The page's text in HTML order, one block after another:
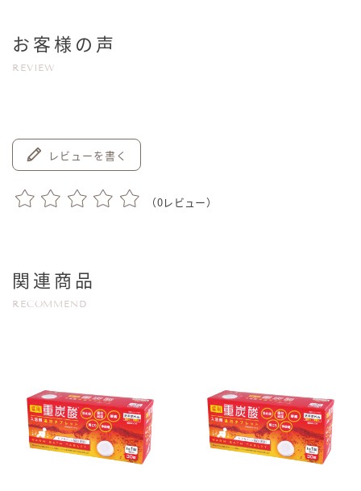
お客様の声
REVIEW
レビューを書く
（0レビュー）
関連商品
RECOMMEND